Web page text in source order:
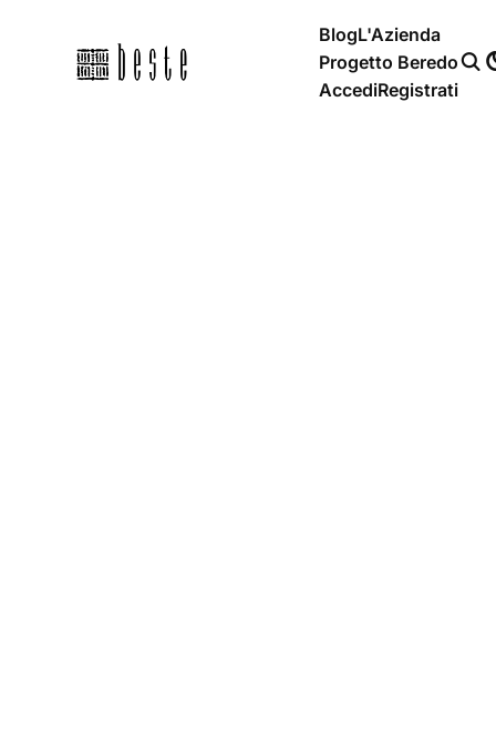
BlogL'Azienda
Progetto Beredo
AccediRegistrati